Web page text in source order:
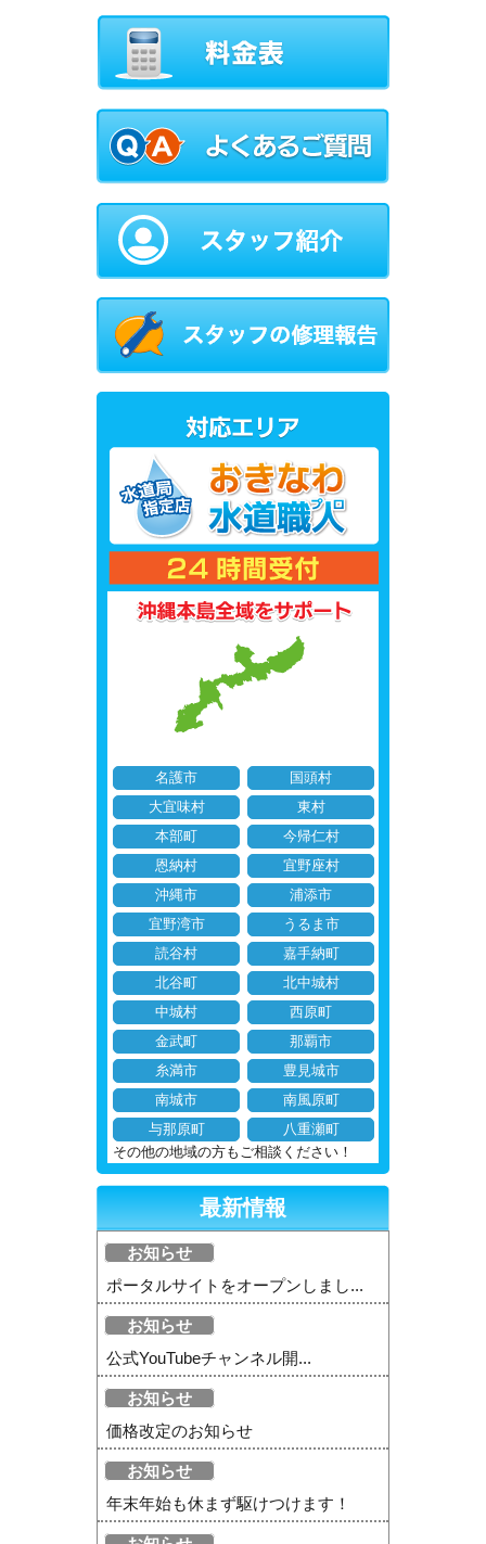
名護市
国頭村
大宜味村
東村
本部町
今帰仁村
恩納村
宜野座村
沖縄市
浦添市
宜野湾市
うるま市
読谷村
嘉手納町
北谷町
北中城村
中城村
西原町
金武町
那覇市
糸満市
豊見城市
南城市
南風原町
与那原町
八重瀬町
その他の地域の方もご相談ください！
最新情報
お知らせ
ポータルサイトをオープンしまし...
お知らせ
公式YouTubeチャンネル開...
お知らせ
価格改定のお知らせ
お知らせ
年末年始も休まず駆けつけます！